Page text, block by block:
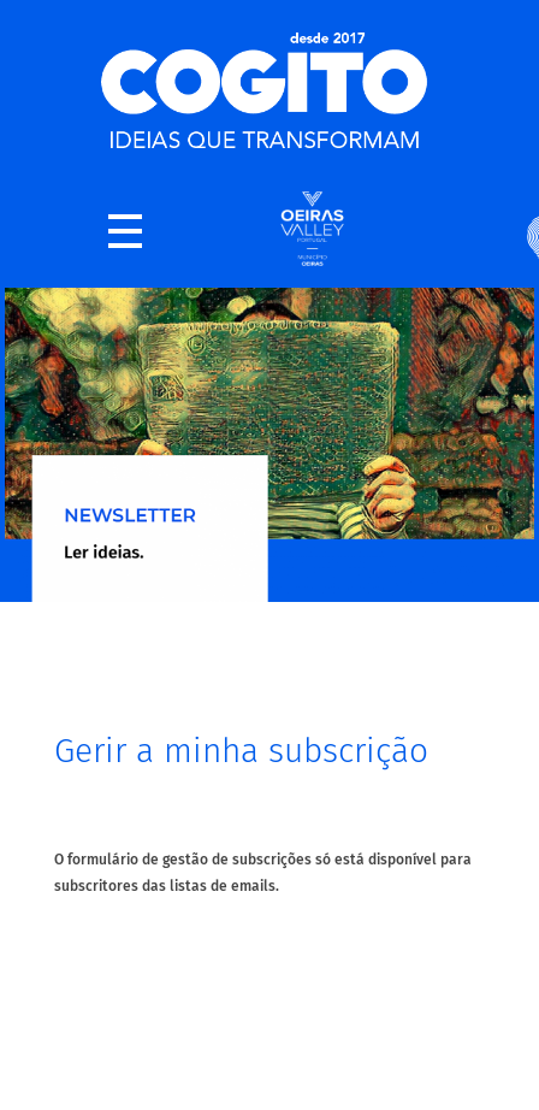
Gerir a minha subscrição
O formulário de gestão de subscrições só está disponível para
subscritores das listas de emails.